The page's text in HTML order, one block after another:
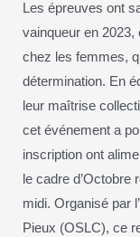
Les épreuves ont
vainqueur en
chez les femmes,
détermination. En
leur maîtrise
cet événement a
inscription ont
le cadre d’Octobre
midi. Organisé par
Pieux (OSLC), ce